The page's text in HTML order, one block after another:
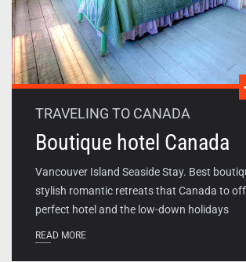
TRAVELING TO CANADA
Boutique hotel Canada
Vancouver Island Seaside Stay. Best
stylish romantic retreats that Canada to
perfect hotel and the low-down holidays
READ MORE